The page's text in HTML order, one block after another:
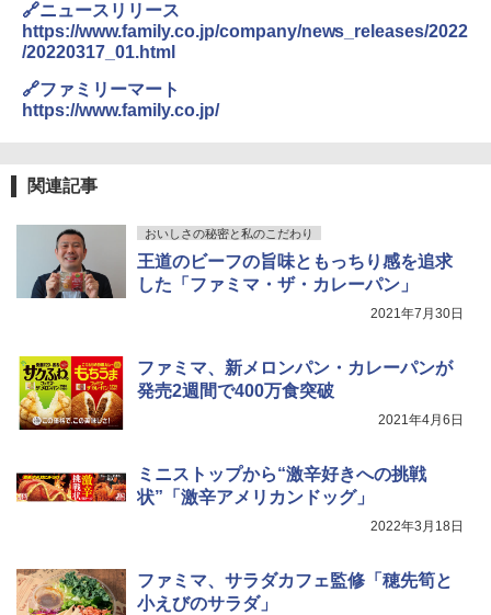
3
能 自動メニュー33種 簡単お手入れ ブラ
ジ 石窯ドーム ER-D80A(K) ブラック 25
0℃ 1段調理 フラットテーブル 電子レン
お手入れ 小型 新生活 一人暮らし 二人暮
￥34,546
AX-XJ1-B ブラック 30L 2段調理 コンベ
クション トースト機能
🔗ニュースリリース
https://www.family.co.jp/company/news_releases/2022
/20220317_01.html
🔗ファミリーマート
https://www.family.co.jp/
関連記事
おいしさの秘密と私のこだわり
王道のビーフの旨味ともっちり感を追求
した「ファミマ・ザ・カレーパン」
2021年7月30日
ファミマ、新メロンパン・カレーパンが
発売2週間で400万食突破
2021年4月6日
ミニストップから“激辛好きへの挑戦
状”「激辛アメリカンドッグ」
2022年3月18日
ファミマ、サラダカフェ監修「穂先筍と
小えびのサラダ」